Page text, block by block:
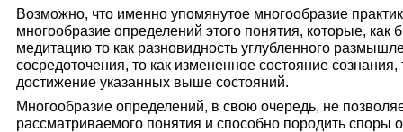
Возможно, что именно упомянутое многообразие
многообразие определений этого понятия, которые,
медитацию то как разновидность углубленного
сосредоточения, то как измененное состояние
достижение указанных выше состояний.
Многообразие определений, в свою очередь, не
рассматриваемого понятия и способно породить споры